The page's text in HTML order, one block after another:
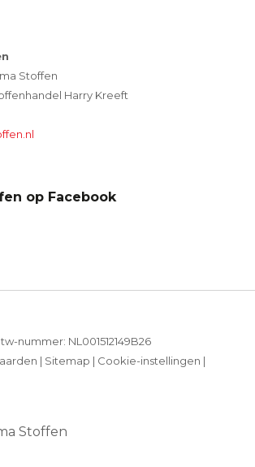
Stoffen
Harry Kreeft
op Facebook
Stoffen
nummer: NL001512149B26
| Sitemap | Cookie-instellingen |